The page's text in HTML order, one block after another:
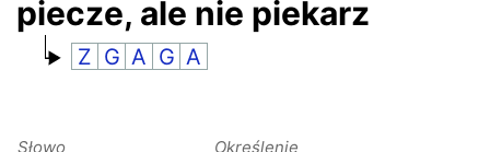
piecze, ale nie piekarz
Z G A G A
Słowo Określenie